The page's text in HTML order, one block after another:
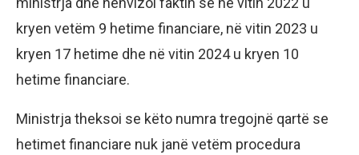
kryen vetëm 9 hetime financiare, në vitin 2023 u
kryen 17 hetime dhe në vitin 2024 u kryen 10
hetime financiare.
Ministrja theksoi se këto numra tregojnë qartë se
hetimet financiare nuk janë vetëm procedura